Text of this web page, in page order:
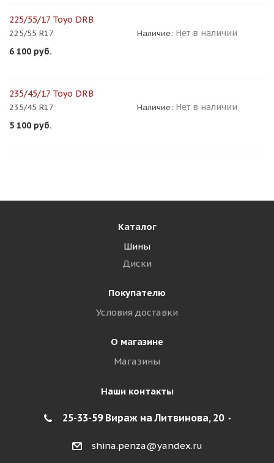
225/55/17 Toyo DRB
225/55 R17 Наличие: Нет в наличии
6 100 руб.
235/45/17 Toyo DRB
235/45 R17 Наличие: Нет в наличии
5 100 руб.
Каталог
Шины
Диски
Покупателю
Условия доставки
О магазине
Магазины
Наши контакты
25-33-59 Вираж на Литвинова, 20
shina.penza@yandex.ru